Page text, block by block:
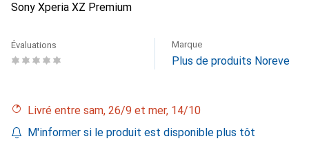
Sony Xperia XZ Premium
Évaluations Marque
Plus de produits Noreve
Livré entre sam, 26/9 et mer, 14/10
M'informer si le produit est disponible plus tôt